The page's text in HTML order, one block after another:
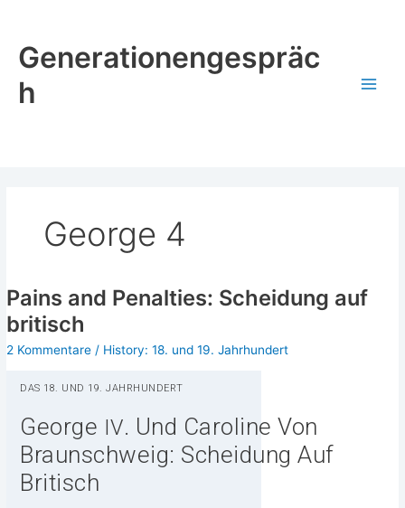
springen
Generationengespräc
h
George 4
Pains and Penalties: Scheidung auf
britisch
2 Kommentare / History: 18. und 19. Jahrhundert
DAS 18. UND 19. JAHRHUNDERT
George IV. Und Caroline Von
Braunschweig: Scheidung Auf
Britisch